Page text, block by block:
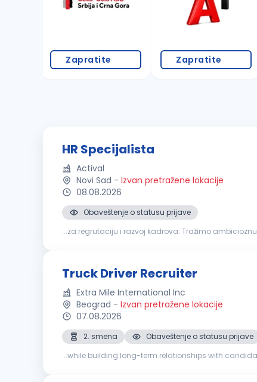
Zapratite Zapratite
HR Specijalista
Actival
Novi Sad - Izvan pretražene lokacije
08.08.2026
Obaveštenje o statusu prijave
...za regrutaciju i razvoj kadrova. Tražimo
Truck Driver Recruiter
Extra Mile International Inc
Beograd - Izvan pretražene lokacije
07.08.2026
2. smena
Obaveštenje o statusu prijave
...while building long-term relationships with